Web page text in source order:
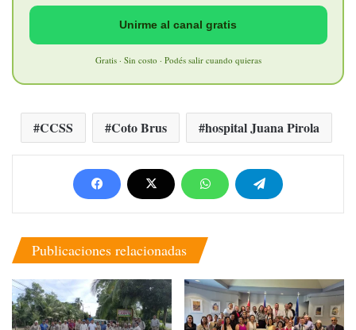
Unirme al canal gratis
Gratis · Sin costo · Podés salir cuando quieras
CCSS Coto Brus hospital Juana Pirola
Publicaciones relacionadas